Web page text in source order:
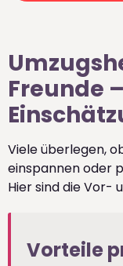
Freunde
Viele überlegen,
einspannen oder
Hier sind die Vor-
Vorteile